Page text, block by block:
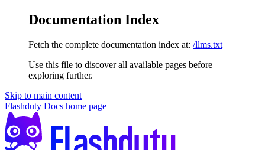
Documentation Index
Fetch the complete documentation index at: /llms.txt
Use this file to discover all available pages before
exploring further.
Skip to main content
Flashduty Docs home page